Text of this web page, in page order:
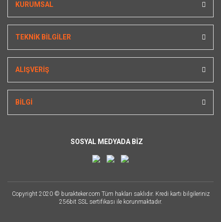
KURUMSAL
TEKNİK BİLGİLER
ALIŞVERİŞ
BİLGİ
SOSYAL MEDYADA BİZ
Copyright 2020 © burakteker.com Tüm hakları saklıdır. Kredi kartı bilgileriniz
256bit SSL sertifikası ile korunmaktadır.